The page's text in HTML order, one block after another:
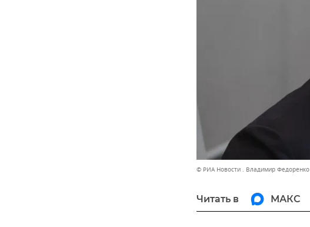
© РИА Новости . Владимир Федоренко
Читать в МАКС